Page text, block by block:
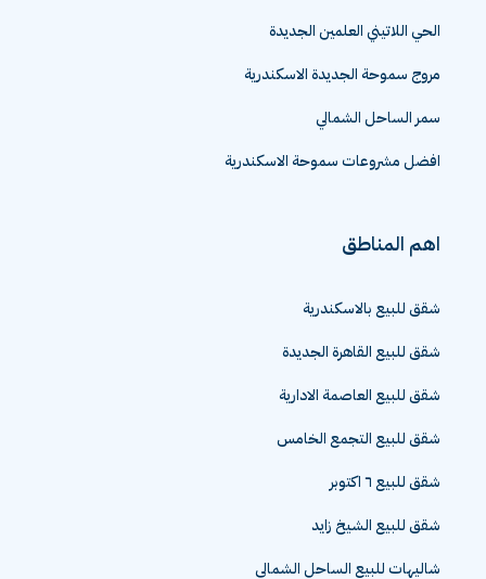
الحي اللاتيني العلمين الجديدة
مروج سموحة الجديدة الاسكندرية
سمر الساحل الشمالي
افضل مشروعات سموحة الاسكندرية
اهم المناطق
شقق للبيع بالاسكندرية
شقق للبيع القاهرة الجديدة
شقق للبيع العاصمة الادارية
شقق للبيع التجمع الخامس
شقق للبيع ٦ اكتوبر
شقق للبيع الشيخ زايد
شاليهات للبيع الساحل الشمالي